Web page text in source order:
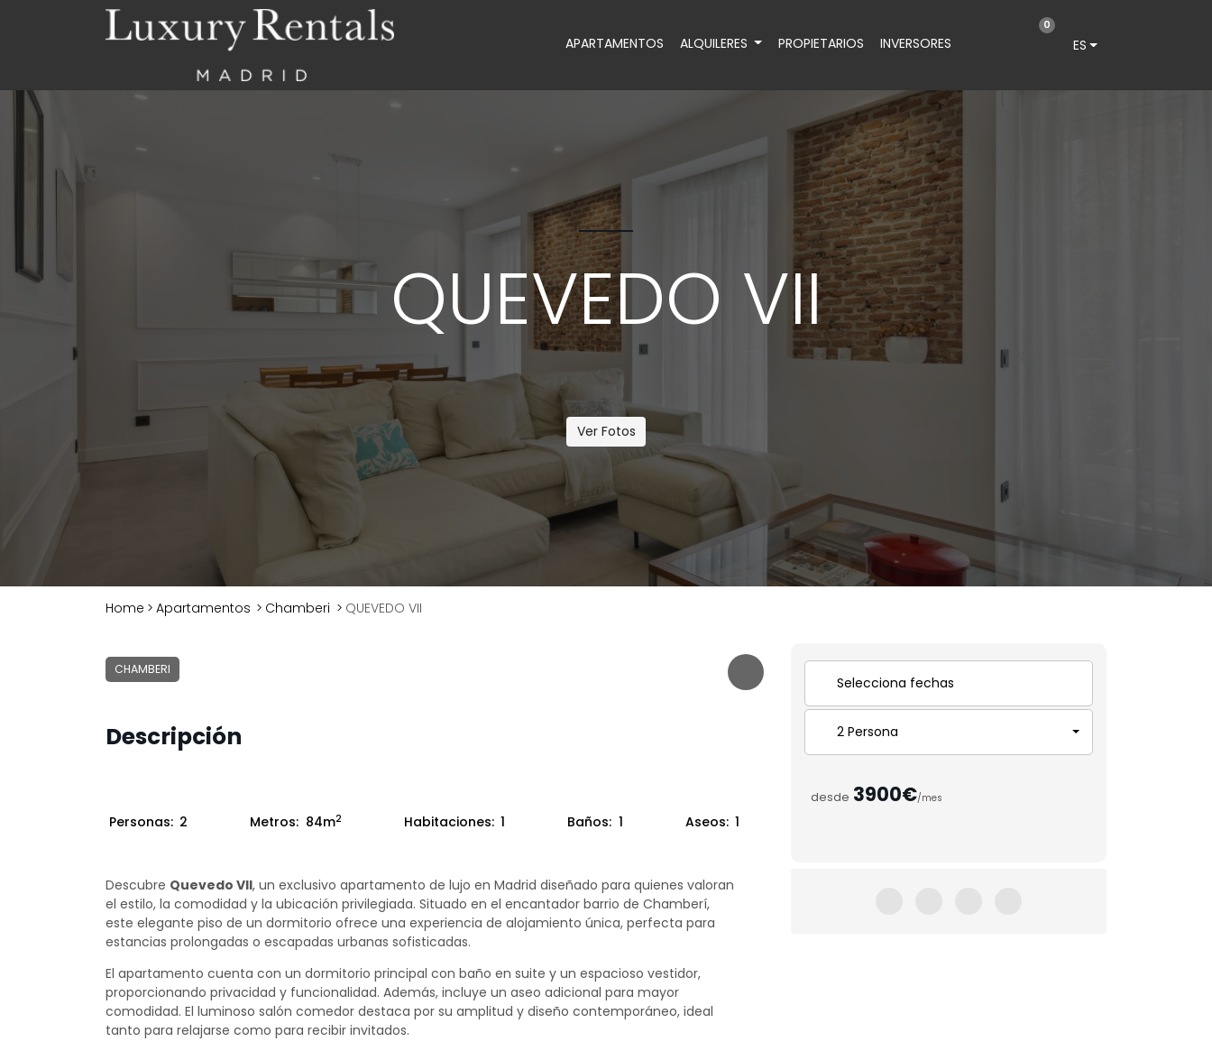
0
ES
APARTAMENTOS ALQUILERES PROPIETARIOS INVERSORES
QUEVEDO VII
Ver Fotos
Home > Apartamentos > Chamberi > QUEVEDO VII
CHAMBERI
Descripción
Personas: 2 Metros: 84m2 Habitaciones: 1 Baños: 1 Aseos: 1
Descubre Quevedo VII, un exclusivo apartamento de lujo en Madrid diseñado para quienes valoran
el estilo, la comodidad y la ubicación privilegiada. Situado en el encantador barrio de Chamberí,
este elegante piso de un dormitorio ofrece una experiencia de alojamiento única, perfecta para
estancias prolongadas o escapadas urbanas sofisticadas.
El apartamento cuenta con un dormitorio principal con baño en suite y un espacioso vestidor,
proporcionando privacidad y funcionalidad. Además, incluye un aseo adicional para mayor
comodidad. El luminoso salón comedor destaca por su amplitud y diseño contemporáneo, ideal
tanto para relajarse como para recibir invitados.
2 Persona
desde 3900€/mes